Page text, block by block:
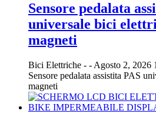
Sensore pedalata
universale bici
magneti
Bici Elettriche - - Agosto 2, 2026
Sensore pedalata assistita PAS
magneti